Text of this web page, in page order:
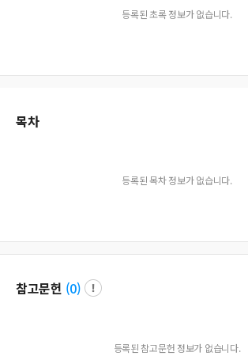
등록된 초록 정보가 없습니다.
목차
등록된 목차 정보가 없습니다.
참고문헌 (0)
등록된 참고문헌 정보가 없습니다.